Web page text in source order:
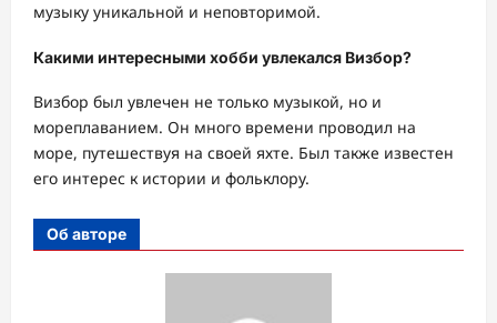
музыку уникальной и неповторимой.
Какими интересными хобби увлекался Визбор?
Визбор был увлечен не только музыкой, но и
мореплаванием. Он много времени проводил на
море, путешествуя на своей яхте. Был также известен
его интерес к истории и фольклору.
Об авторе